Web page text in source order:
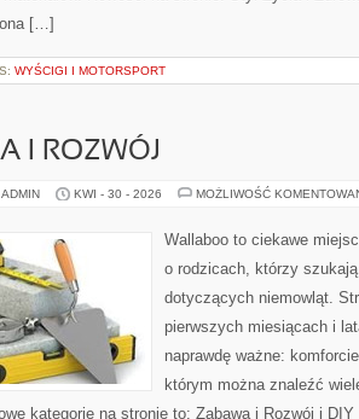
[…]
WYŚCIGI I MOTORSPORT
I ROZWÓJ
KWI - 30 - 2026 MOŻLIWOŚĆ
Wallaboo to ciekawe
o rodzicach, którzy
dotyczących niemowląt.
pierwszych miesiącach i
naprawdę ważne:
którym można znaleźć
kategorie na stronie to: Zabawa i Rozwój i